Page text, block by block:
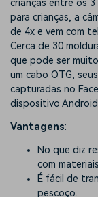
crianças entre os 3
para crianças, a
de 4x e vem com
Cerca de 30
que pode ser
um cabo OTG,
capturadas no
dispositivo
Vantagens:
No que diz
com
É fácil de
pescoço.